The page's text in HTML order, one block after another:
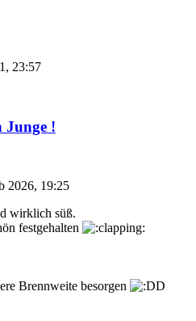
23:57
Junge !
2026, 19:25
wirklich süß.
festgehalten
Brennweite besorgen